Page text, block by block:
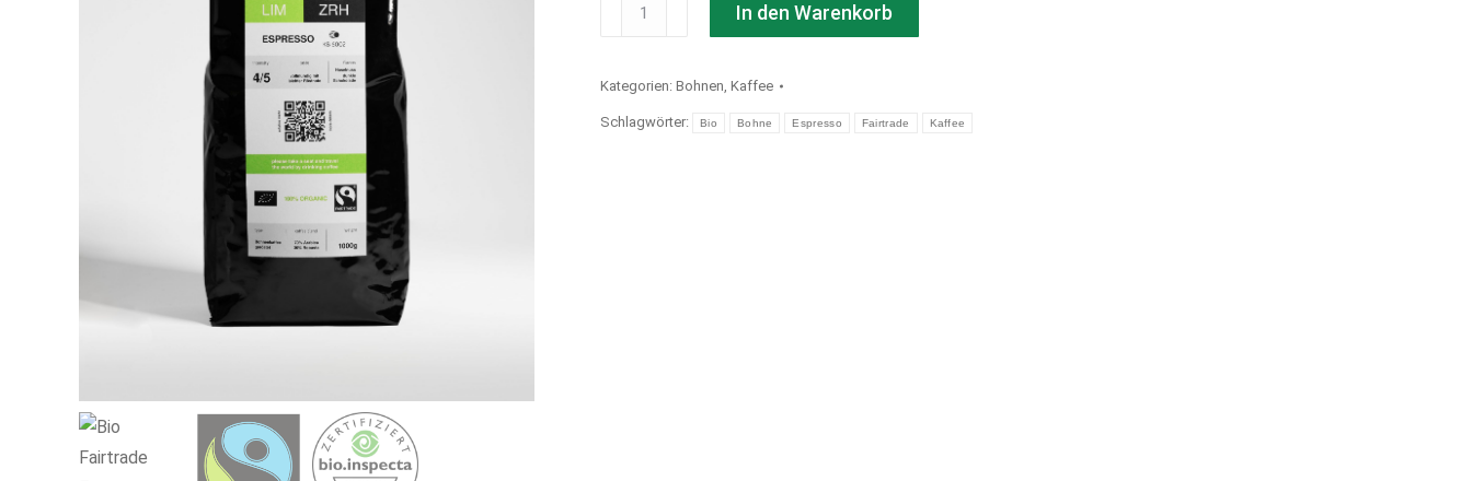
Fairtrade
1000g
Menge
In den Warenkorb
Kategorien: Bohnen, Kaffee
Schlagwörter: Bio Bohne Espresso Fairtrade Kaffee